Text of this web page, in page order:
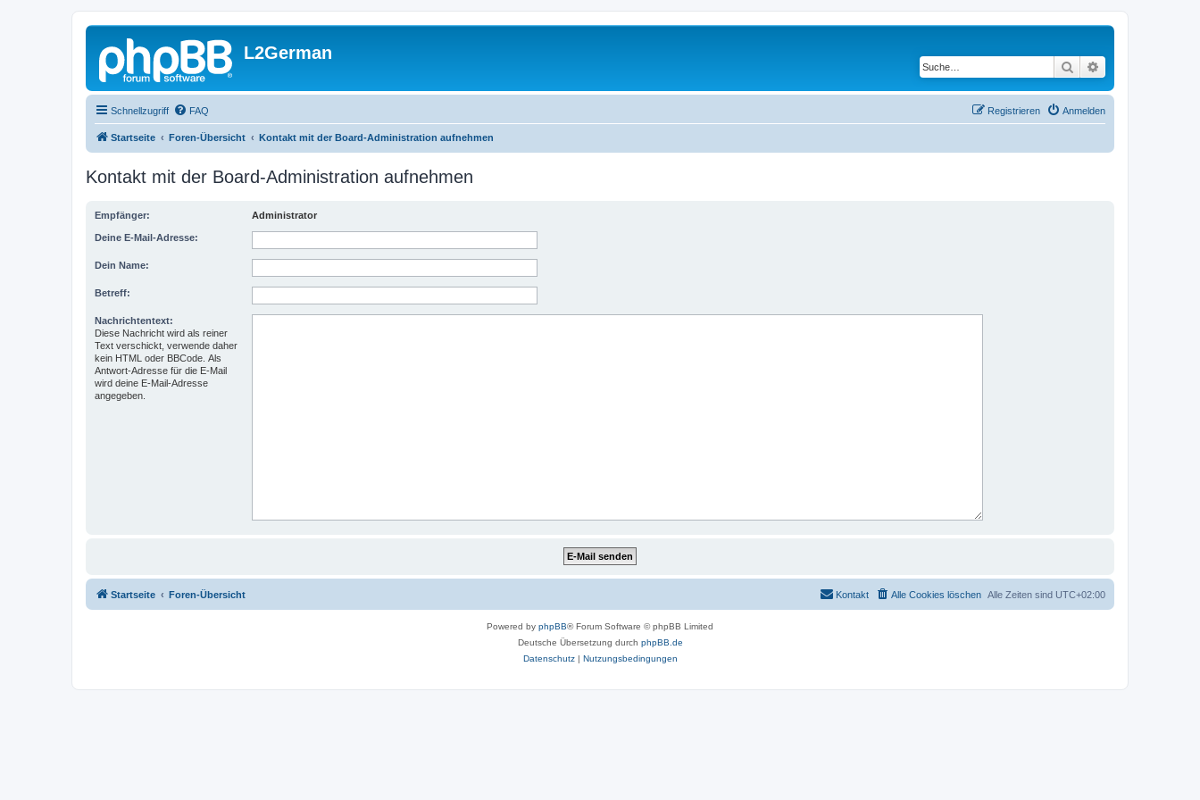
L2German
Suche
Schnellzugriff FAQ Anmelden
Registrieren
Startseite Foren-Übersicht Kontakt mit der Board-Administration aufnehmen
Kontakt mit der Board-Administration aufnehmen
Empfänger: Administrator
Deine E-Mail-Adresse:
Dein Name:
Betreff:
Nachrichtentext:
Diese Nachricht wird als reiner
Text verschickt, verwende daher
kein HTML oder BBCode. Als
Antwort-Adresse für die E-Mail
wird deine E-Mail-Adresse
angegeben.
Startseite Foren-Übersicht Alle Zeiten sind UTC+02:00
Alle Cookies löschen
Kontakt
Powered by phpBB® Forum Software © phpBB Limited
Deutsche Übersetzung durch phpBB.de
Datenschutz| Nutzungsbedingungen